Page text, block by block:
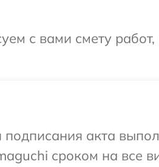
с вами смету
подписания акта
сроком на все